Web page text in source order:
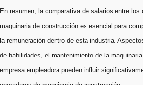
En resumen, la comparativa de salarios entre los
maquinaria de construcción es esencial para
la remuneración dentro de esta industria.
de habilidades, el mantenimiento de la
empresa empleadora pueden influir